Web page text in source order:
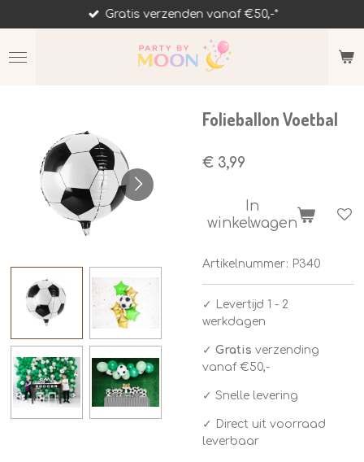
direct
naar
de
Gratis verzenden vanaf €50,-*
Folieballon Voetbal
€ 3,99
In
winkelwagen
Artikelnummer: P340
✓
Levertijd 1 - 2
werkdagen
✓ Gratis verzending
vanaf €50,-
✓ Snelle levering
✓ Direct uit voorraad
leverbaar